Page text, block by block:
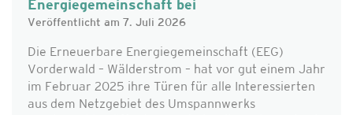
Energiegemeinschaft bei
Veröffentlicht am 7. Juli 2026
Die Erneuerbare Energiegemeinschaft (EEG)
Vorderwald – Wälderstrom – hat vor gut einem Jahr
im Februar 2025 ihre Türen für alle Interessierten
aus dem Netzgebiet des Umspannwerks